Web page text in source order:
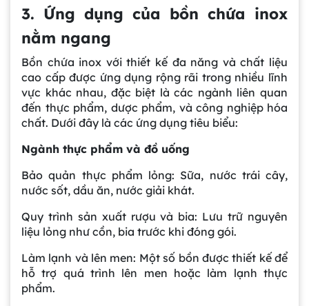
3. Ứng dụng của bồn chứa inox
nằm ngang
Bồn chứa inox với thiết kế đa năng và chất liệu
cao cấp được ứng dụng rộng rãi trong nhiều lĩnh
vực khác nhau, đặc biệt là các ngành liên quan
đến thực phẩm, dược phẩm, và công nghiệp hóa
chất. Dưới đây là các ứng dụng tiêu biểu:
Ngành thực phẩm và đồ uống
Bảo quản thực phẩm lỏng: Sữa, nước trái cây,
nước sốt, dầu ăn, nước giải khát.
Quy trình sản xuất rượu và bia: Lưu trữ nguyên
liệu lỏng như cồn, bia trước khi đóng gói.
Làm lạnh và lên men: Một số bồn được thiết kế để
hỗ trợ quá trình lên men hoặc làm lạnh thực
phẩm.